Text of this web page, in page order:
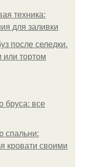
техника:
для заливки
после селедки.
или тортом
бруса: все
спальни:
кровати своими